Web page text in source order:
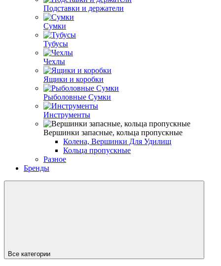
Подставки и держатели
Сумки
Тубусы
Чехлы
Ящики и коробки
Рыболовные Сумки
Инструменты
Вершинки запасные, кольца пропускные
Колена, Вершинки Для Удилищ
Кольца пропускные
Разное
Бренды
Все категории